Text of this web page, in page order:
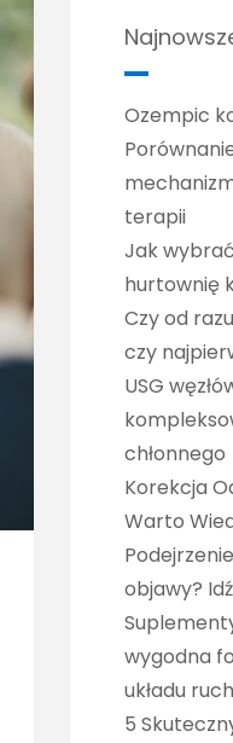
Ozempic
terapii
Jak
hurtownię
Czy od
czy
USG
chłonnego
Korekcja
Warto
objawy?
wygodna
układu
5